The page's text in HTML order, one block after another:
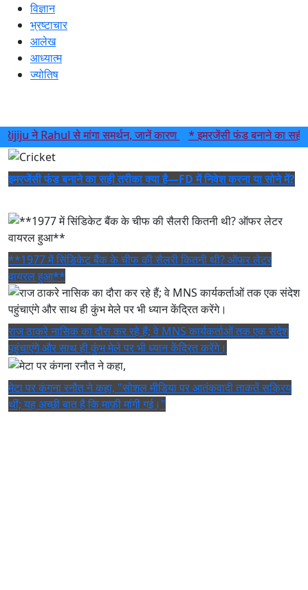
विज्ञान
भ्रष्टाचार
आलेख
आध्यात्म
ज्योतिष
Rahul से मांगा समर्थन, जानें कारण * इमरजेंसी फंड बनाने का सही
इमरजेंसी फंड बनाने का सही तरीका क्या है—FD में निवेश करना या सोने में?
**1977 में सिंडिकेट बैंक के चीफ की सैलरी कितनी थी? ऑफर लेटर
वायरल हुआ**
राज ठाकरे नासिक का दौरा कर रहे हैं; वे MNS कार्यकर्ताओं तक एक संदेश
पहुंचाएंगे और साथ ही कुंभ मेले पर भी ध्यान केंद्रित करेंगे।
मेटा पर कंगना रनौत ने कहा, "सोशल मीडिया पर आतंकवादी ताकतें सक्रिय
थीं; यह अच्छी बात है कि माफ़ी मांगी गई।"